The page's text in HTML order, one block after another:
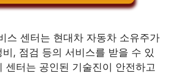
스 센터는 현대차 자동차 소유주가
, 점검 등의 서비스를 받을 수 있
센터는 공인된 기술진이 안전하고